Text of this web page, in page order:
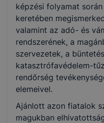
képzési folyamat
keretében
valamint az adó- és
rendszerének, a
szervezetek, a
katasztrófavédelem-
rendőrség
elemeivel.
Ajánlott azon fiatalok
magukban